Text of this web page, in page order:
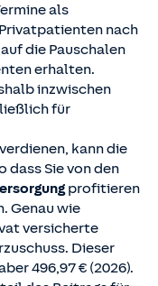
als
nach
die Pauschalen
erhalten.
inzwischen
für
kann die
dass Sie von den
profitieren
Genau wie
versicherte
Dieser
496,97 € (2026).